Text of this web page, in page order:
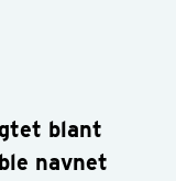
blant
navnet